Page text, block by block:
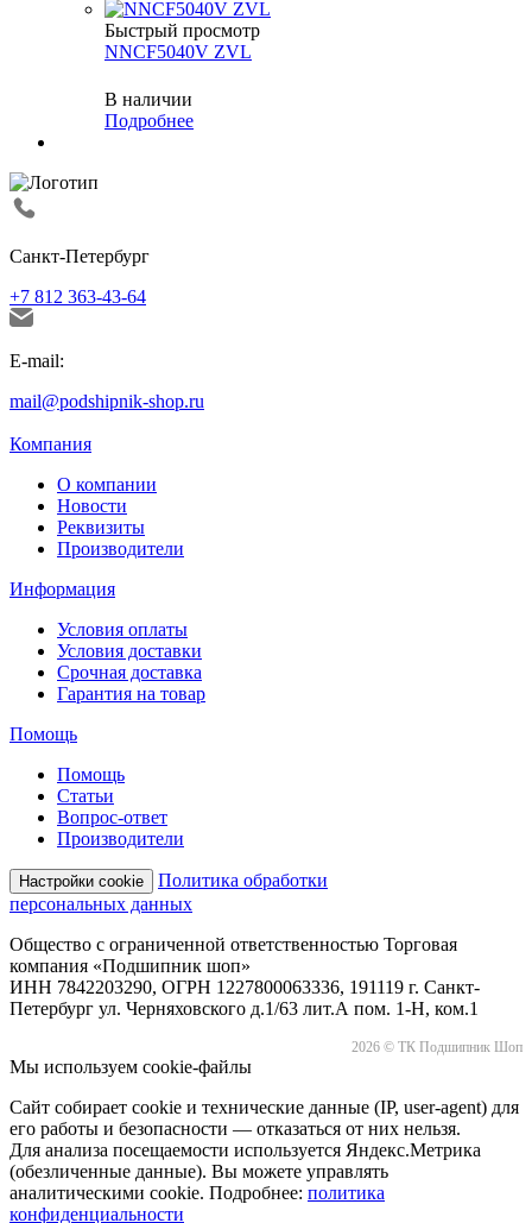
Быстрый просмотр
NNCF5040V ZVL
В наличии
Подробнее
Санкт-Петербург
+7 812 363-43-64
E-mail:
mail@podshipnik-shop.ru
Компания
О компании
Новости
Реквизиты
Производители
Информация
Условия оплаты
Условия доставки
Срочная доставка
Гарантия на товар
Помощь
Помощь
Статьи
Вопрос-ответ
Производители
Настройки cookie
Политика обработки
персональных данных
Общество с ограниченной ответственностью Торговая
компания «Подшипник шоп»
ИНН 7842203290, ОГРН 1227800063336, 191119 г. Санкт-
Петербург ул. Черняховского д.1/63 лит.А пом. 1-Н, ком.1
2026 © ТК Подшипник Шоп
Мы используем cookie-файлы
Сайт собирает cookie и технические данные (IP, user-agent) для
его работы и безопасности — отказаться от них нельзя.
Для анализа посещаемости используется Яндекс.Метрика
(обезличенные данные). Вы можете управлять
аналитическими cookie. Подробнее: политика
конфиденциальности